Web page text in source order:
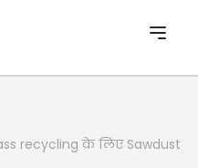
recycling के लिए Sawdust